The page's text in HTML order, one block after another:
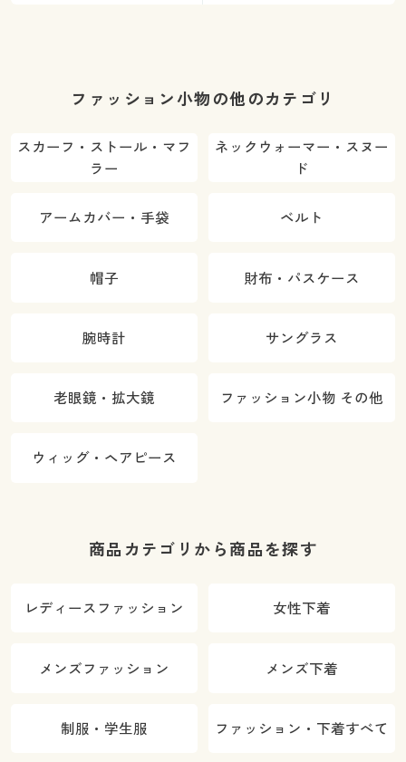
ファッション小物の他のカテゴリ
スカーフ・ストール・マフ
ラー
ネックウォーマー・スヌー
ド
アームカバー・手袋 ベルト
帽子 財布・パスケース
腕時計 サングラス
老眼鏡・拡大鏡 ファッション小物 その他
ウィッグ・ヘアピース
商品カテゴリから商品を探す
レディースファッション 女性下着
メンズファッション メンズ下着
制服・学生服 ファッション・下着すべて